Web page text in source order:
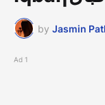
by Jasmin
Ad 1